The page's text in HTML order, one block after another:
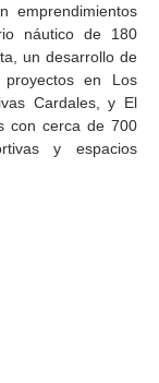
emprendimientos
náutico de 180
un desarrollo de
en Los
Cardales, y El
con cerca de 700
y espacios